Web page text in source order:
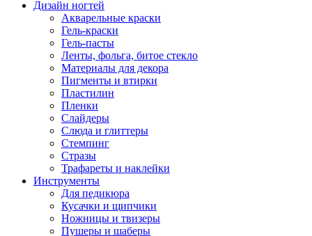
Дизайн ногтей
Акварельные краски
Гель-краски
Гель-пасты
Ленты, фольга, битое стекло
Материалы для декора
Пигменты и втирки
Пластилин
Пленки
Слайдеры
Слюда и глиттеры
Стемпинг
Стразы
Трафареты и наклейки
Инструменты
Для педикюра
Кусачки и щипчики
Ножницы и твизеры
Пушеры и шаберы